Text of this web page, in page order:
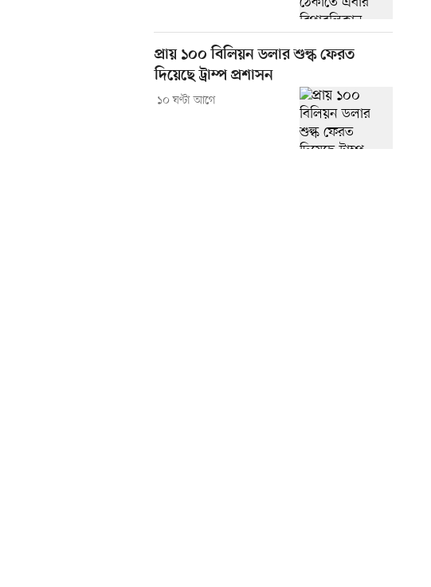
প্রায় ১০০ বিলিয়ন ডলার শুল্ক ফেরত
দিয়েছে ট্রাম্প প্রশাসন
১০ ঘণ্টা আগে